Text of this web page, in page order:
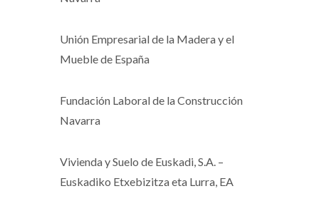
Unión Empresarial de la Madera y el
Mueble de España
Fundación Laboral de la Construcción
Navarra
Vivienda y Suelo de Euskadi, S.A. –
Euskadiko Etxebizitza eta Lurra, EA